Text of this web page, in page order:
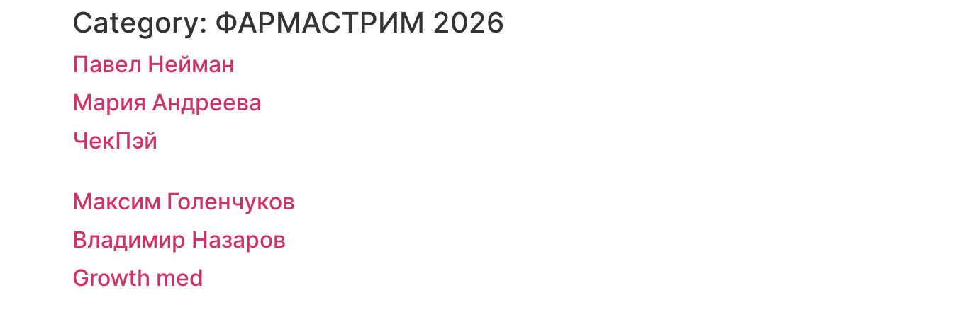
Category: ФАРМАСТРИМ 2026
Павел Нейман
Мария Андреева
ЧекПэй
Максим Голенчуков
Владимир Назаров
Growth med